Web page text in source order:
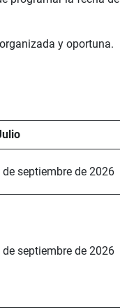
y oportuna.
septiembre de 2026
septiembre de 2026